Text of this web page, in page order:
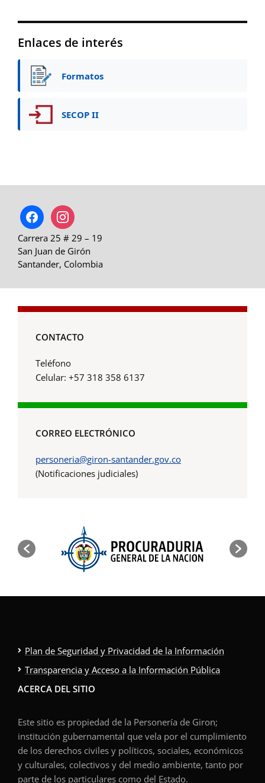
Enlaces de interés
Formatos
SECOP II
facebookinstagram
Carrera 25 # 29 – 19
San Juan de Girón
Santander, Colombia
CONTACTO
Teléfono
Celular: +57 318 358 6137
CORREO ELECTRÓNICO
personeria@giron-santander.gov.co
(Notificaciones judiciales)
Plan de Seguridad y Privacidad de la Información
Transparencia y Acceso a la Información Pública
ACERCA DEL SITIO
Este sitio es propiedad de la Personería de Giron;
institución gubernamental que vela por el cumplimiento
de los derechos civiles y políticos, sociales, económicos
y culturales, colectivos y del medio ambiente, tanto por
parte de los particulares como del Estado.